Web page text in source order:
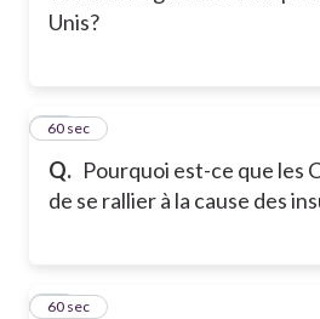
Unis?
Q. Pourquoi est-ce que les
de se rallier à la cause des
15
60 sec
16
60 sec